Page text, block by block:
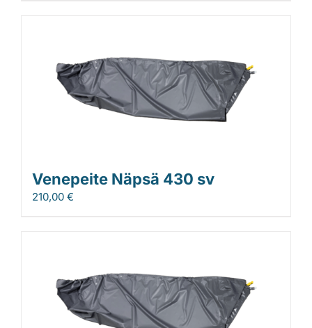
Venepeite Näpsä 430 sv
210,00 €